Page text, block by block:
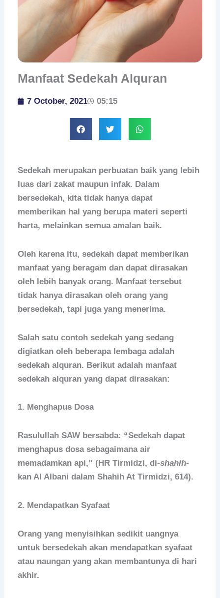
Manfaat Sedekah Alquran
7 October, 2021 05:15
Sedekah merupakan perbuatan baik yang lebih
luas dari zakat maupun infak. Dalam
bersedekah, kita tidak hanya dapat
memberikan hal yang berupa materi seperti
harta, melainkan semua amalan baik.
Oleh karena itu, sedekah dapat memberikan
manfaat yang beragam dan dapat dirasakan
oleh lebih banyak orang. Manfaat tersebut
tidak hanya dirasakan oleh orang yang
bersedekah, tapi juga yang menerima.
Salah satu contoh sedekah yang sedang
digiatkan oleh beberapa lembaga adalah
sedekah alquran. Berikut adalah manfaat
sedekah alquran yang dapat dirasakan:
1. Menghapus Dosa
Rasulullah SAW bersabda: “Sedekah dapat
menghapus dosa sebagaimana air
memadamkan api,” (HR Tirmidzi, di-shahih-
kan Al Albani dalam Shahih At Tirmidzi, 614).
2. Mendapatkan Syafaat
Orang yang menyisihkan sedikit uangnya
untuk bersedekah akan mendapatkan syafaat
atau naungan yang akan membantunya di hari
akhir.